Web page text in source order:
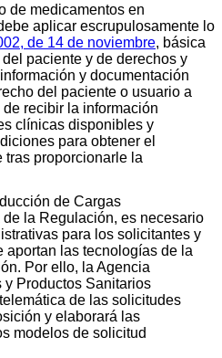
de medicamentos en
aplicar escrupulosamente lo
de 14 de noviembre, básica
paciente y de derechos y
y documentación
del paciente o usuario a
recibir la información
clínicas disponibles y
para obtener el
tras proporcionarle la
de Cargas
la Regulación, es necesario
para los solicitantes y
aportan las tecnologías de la
Por ello, la Agencia
y Productos Sanitarios
de las solicitudes
y elaborará las
modelos de solicitud